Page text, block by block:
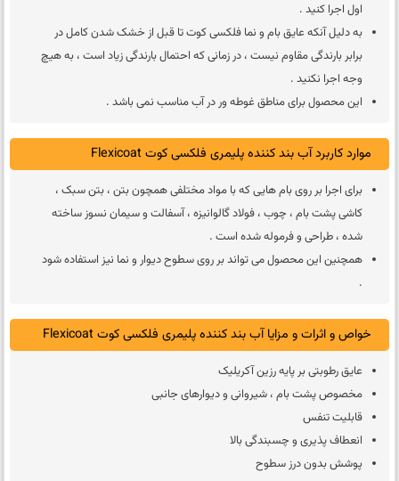
اول اجرا کنید .
به دلیل آنکه عایق بام و نما فلکسى کوت تا قبل از خشک شدن کامل در
برابر بارندگى مقاوم نیست ، در زمانى که احتمال بارندگى زیاد است ، به هیچ
وجه اجرا نکنید .
این محصول براى مناطق غوطه ور در آب مناسب نمى باشد .
موارد کاربرد آب بند کننده پلیمری فلکسی کوت Flexicoat
براى اجرا بر روى بام هایى که با مواد مختلفى همچون بتن ، بتن سبک ،
کاشى پشت بام ، چوب ، فولاد گالوانیزه ، آسفالت و سیمان نسوز ساخته
شده ، طراحى و فرموله شده است .
همچنین این محصول مى تواند بر روى سطوح دیوار و نما نیز استفاده شود
.
خواص و اثرات و مزایا آب بند کننده پلیمری فلکسی کوت Flexicoat
عایق رطوبتى بر پایه رزین آکریلیک
مخصوص پشت بام ، شیروانى و دیوارهاى جانبى
قابلیت تنفس
انعطاف پذیرى و چسبندگى بالا
پوشش بدون درز سطوح